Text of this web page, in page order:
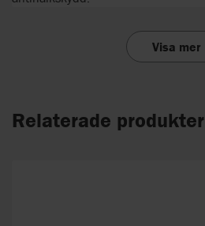
Visa mer
Relaterade produkter